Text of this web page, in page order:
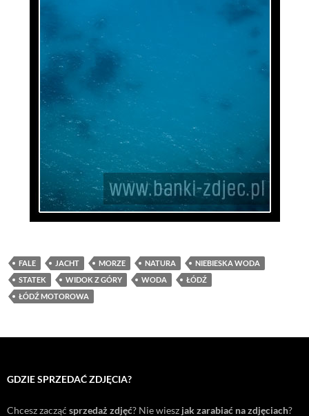
FALE JACHT MORZE NATURA
NIEBIESKA WODA
STATEK
WIDOK Z GÓRY WODA
ŁÓDŹ
ŁÓDŹ MOTOROWA
GDZIE SPRZEDAĆ ZDJĘCIA?
Chcesz zacząć sprzedaż zdjęć? Nie wiesz jak zarabiać na zdjęciach?